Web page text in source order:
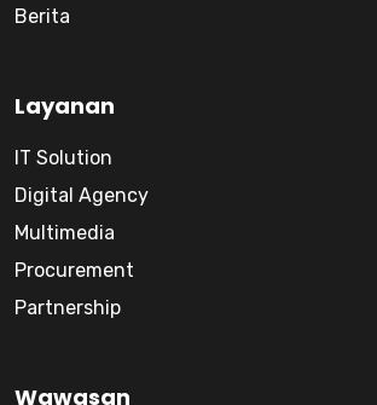
Berita
Layanan
IT Solution
Digital Agency
Multimedia
Procurement
Partnership
Wawasan